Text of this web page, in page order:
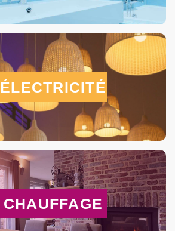
ÉLECTRICITÉ
CHAUFFAGE